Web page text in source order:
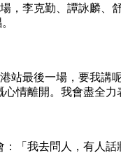
，李克勤、譚詠麟
站最後一場，要我
情離開。我會盡全力
「我去問人，有人